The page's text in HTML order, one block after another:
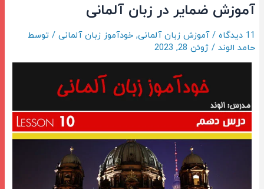
آموزش ضمایر در زبان آلمانی
11 دیدگاه /آموزش زبان آلمانی,خودآموز زبان آلمانی / توسط
حامد الوند/ژوئن 28, 2023